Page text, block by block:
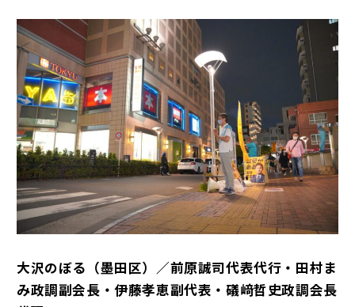
大沢のぼる（墨田区）／前原誠司代表代行・田村ま
み政調副会長・伊藤孝恵副代表・礒﨑哲史政調会長